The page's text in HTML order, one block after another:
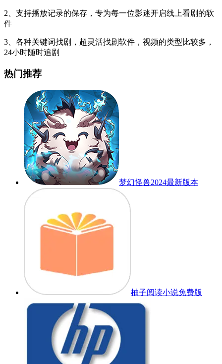
2、支持播放记录的保存，专为每一位影迷开启线上看剧的软
件
3、各种关键词找剧，超灵活找剧软件，视频的类型比较多，
24小时随时追剧
热门推荐
梦幻怪兽2024最新版本
柚子阅读小说免费版